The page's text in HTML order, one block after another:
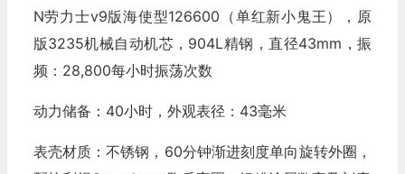
N劳力士v9版海使型126600（单红新小鬼王），原
版3235机械自动机芯，904L精钢，直径43mm，振
频：28,800每小时振荡次数
动力储备：40小时，外观表径：43毫米
表壳材质：不锈钢，60分钟渐进刻度单向旋转外圈，